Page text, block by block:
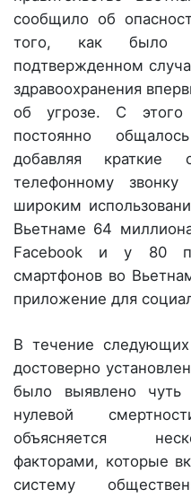
сообщило об
того, как было
подтвержденном
здравоохранения
об угрозе. С этого
постоянно
добавляя
телефонному
широким
Вьетнаме 64
Facebook и у 80
смартфонов во
приложение для
В течение
достоверно
было выявлено
нулевой
объясняется
факторами, которые
систему